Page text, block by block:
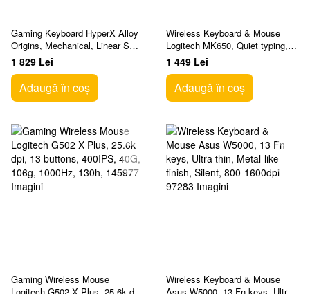
Gaming Keyboard HyperX Alloy
Origins, Mechanical, Linear SW,
Aluminum, Onboard Memory,
Game Mode, RG
1 829 Lei
Adaugă în coș
Wireless Keyboard & Mouse
Logitech MK650, Quiet typing,
Palm rest, Media сontrols,
4000dpi, 5 button
1 449 Lei
Adaugă în coș
Gaming Wireless Mouse
Wireless Keyboard & Mouse